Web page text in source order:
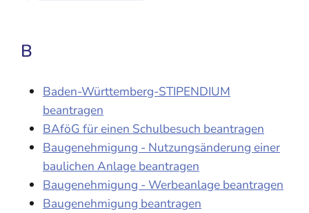
B
Baden-Württemberg-STIPENDIUM
beantragen
BAföG für einen Schulbesuch beantragen
Baugenehmigung - Nutzungsänderung einer
baulichen Anlage beantragen
Baugenehmigung - Werbeanlage beantragen
Baugenehmigung beantragen